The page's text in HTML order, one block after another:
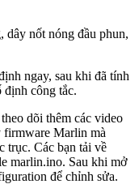
dây nốt nóng đầu phun,
ngay, sau khi đã tính
định công tắc.
dõi thêm các video
firmware Marlin mà
trục. Các bạn tải về
marlin.ino. Sau khi mở
để chỉnh sửa.